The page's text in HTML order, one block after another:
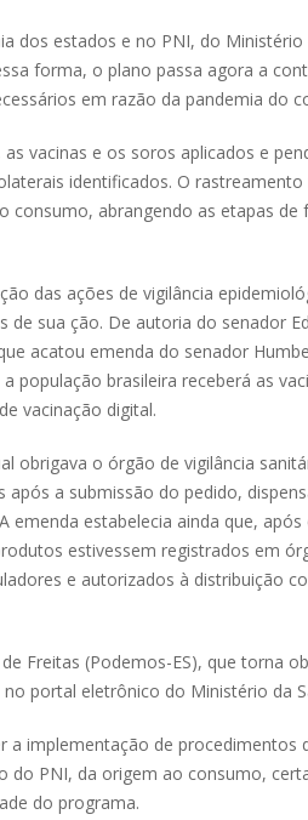
dos estados e no PNI, do Ministério
forma, o plano passa agora a
em razão da pandemia do
vacinas e os soros aplicados e
identificados. O
abrangendo as etapas de
das ações de vigilância
sua ção. De autoria do senador
acatou emenda do senador
população brasileira receberá as
vacinação digital.
obrigava o órgão de vigilância
a submissão do pedido,
estabelecia ainda que, após
estivessem registrados em
e autorizados à distribuição
Freitas (Podemos-ES), que torna
portal eletrônico do Ministério da
implementação de procedimentos
PNI, da origem ao consumo,
do programa.